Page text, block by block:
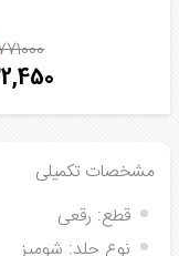
مشخصات تکمیلی
قطع: رقعی
نوع جلد: شومیز